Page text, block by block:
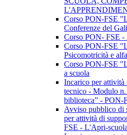
Corso PON-FSE
Conferenze del
Corso PON- FSE -
Corso PON-FSE
Psicomotricità e
Corso PON-FSE
a scuola
Incarico per attività
tecnico - Modulo
biblioteca” - PON-
Avviso pubblico di
per attività di
FSE - L'Apri-scuola